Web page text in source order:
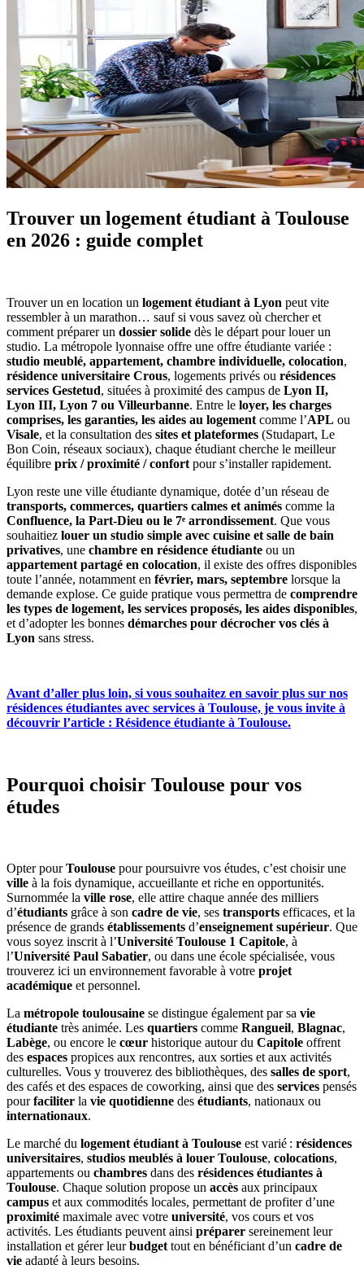
Trouver un logement étudiant à Toulouse
en 2026 : guide complet
Trouver un en location un logement étudiant à Lyon peut vite
ressembler à un marathon… sauf si vous savez où chercher et
comment préparer un dossier solide dès le départ pour louer un
studio. La métropole lyonnaise offre une offre étudiante variée :
studio meublé, appartement, chambre individuelle, colocation,
résidence universitaire Crous, logements privés ou résidences
services Gestetud, situées à proximité des campus de Lyon II,
Lyon III, Lyon 7 ou Villeurbanne. Entre le loyer, les charges
comprises, les garanties, les aides au logement comme l’APL ou
Visale, et la consultation des sites et plateformes (Studapart, Le
Bon Coin, réseaux sociaux), chaque étudiant cherche le meilleur
équilibre prix / proximité / confort pour s’installer rapidement.
Lyon reste une ville étudiante dynamique, dotée d’un réseau de
transports, commerces, quartiers calmes et animés comme la
Confluence, la Part-Dieu ou le 7ᵉ arrondissement. Que vous
souhaitiez louer un studio simple avec cuisine et salle de bain
privatives, une chambre en résidence étudiante ou un
appartement partagé en colocation, il existe des offres disponibles
toute l’année, notamment en février, mars, septembre lorsque la
demande explose. Ce guide pratique vous permettra de comprendre
les types de logement, les services proposés, les aides disponibles,
et d’adopter les bonnes démarches pour décrocher vos clés à
Lyon sans stress.
Avant d’aller plus loin, si vous souhaitez en savoir plus sur nos
résidences étudiantes avec services à Toulouse, je vous invite à
découvrir l’article : Résidence étudiante à Toulouse.
Pourquoi choisir Toulouse pour vos
études
Opter pourToulouse pour poursuivre vos études, c’est choisir une
ville à la fois dynamique, accueillante et riche en opportunités.
Surnommée la ville rose, elle attire chaque année des milliers
d’étudiants grâce à son cadre de vie, ses transports efficaces, et la
présence de grands établissements d’enseignement supérieur. Que
vous soyez inscrit à l’Université Toulouse 1 Capitole, à
l’Université Paul Sabatier, ou dans une école spécialisée, vous
trouverez ici un environnement favorable à votre projet
académique et personnel.
La métropole toulousaine se distingue également par sa vie
étudiante très animée. Les quartiers comme Rangueil, Blagnac,
Labège, ou encore le cœur historique autour du Capitole offrent
des espaces propices aux rencontres, aux sorties et aux activités
culturelles. Vous y trouverez des bibliothèques, des salles de sport,
des cafés et des espaces de coworking, ainsi que des services pensés
pourfaciliter la vie quotidienne des étudiants, nationaux ou
internationaux.
Le marché du logement étudiant à Toulouse est varié : résidences
universitaires, studios meublés à louer Toulouse, colocations,
appartements ou chambres dans des résidences étudiantes à
Toulouse. Chaque solution propose un accès aux principaux
campus et aux commodités locales, permettant de profiter d’une
proximité maximale avec votre université, vos cours et vos
activités. Les étudiants peuvent ainsi préparer sereinement leur
installation et gérer leurbudgettout en bénéficiant d’un cadre de
vie adapté à leurs besoins.